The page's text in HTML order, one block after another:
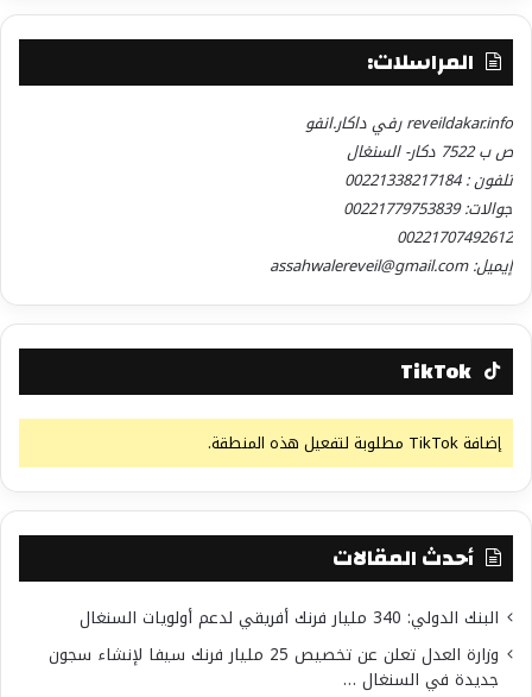
المراسلات:
reveildakar.info رفي داكار.انفو
ص ب 7522 دكار- السنغال
تلفون : 00221338217184
جوالات: 00221779753839
00221707492612
إيميل: assahwalereveil@gmail.com
TikTok
إضافة TikTok مطلوبة لتفعيل هذه المنطقة.
أحدث المقالات
البنك الدولي: 340 مليار فرنك أفريقي لدعم أولويات السنغال
وزارة العدل تعلن عن تخصيص 25 مليار فرنك سيفا لإنشاء سجون
جديدة في السنغال …